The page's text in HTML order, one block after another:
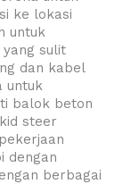
ke lokasi
untuk
sulit
dan kabel
untuk
balok beton
steer
dengan
berbagai